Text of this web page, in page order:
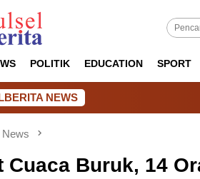
POLITIK EDUCATION SPORT
NEWS Hari Libur Tak
News
Cuaca Buruk, 14